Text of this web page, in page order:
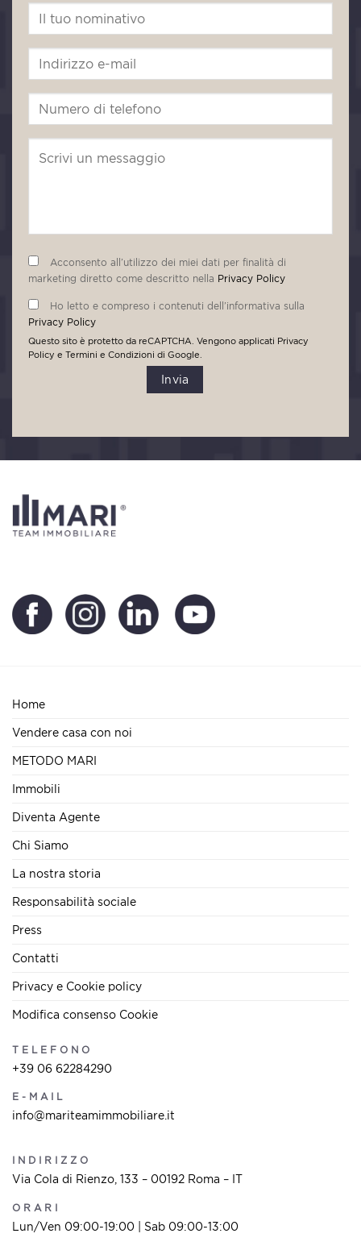
Acconsento all’utilizzo dei miei dati per finalità di
marketing diretto come descritto nella Privacy Policy
Ho letto e compreso i contenuti dell’informativa sulla
Privacy Policy
Questo sito è protetto da reCAPTCHA. Vengono applicati Privacy
Policy e Termini e Condizioni di Google.
Invia
Home
Vendere casa con noi
METODO MARI
Immobili
Diventa Agente
Chi Siamo
La nostra storia
Responsabilità sociale
Press
Contatti
Privacy e Cookie policy
Modifica consenso Cookie
TELEFONO
+39 06 62284290
E-MAIL
info@mariteamimmobiliare.it
INDIRIZZO
Via Cola di Rienzo, 133 – 00192 Roma – IT
ORARI
Lun/Ven 09:00-19:00 | Sab 09:00-13:00